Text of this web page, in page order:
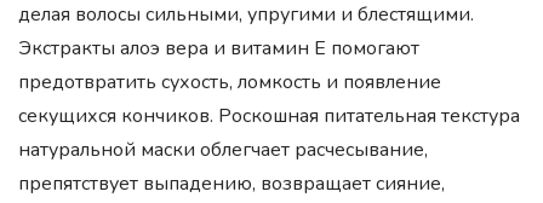
делая волосы сильными, упругими и блестящими.
Экстракты алоэ вера и витамин Е помогают
предотвратить сухость, ломкость и появление
секущихся кончиков. Роскошная питательная текстура
натуральной маски облегчает расчесывание,
препятствует выпадению, возвращает сияние,